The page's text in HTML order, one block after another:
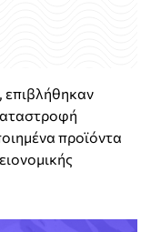
επιβλήθηκαν
προϊόντα